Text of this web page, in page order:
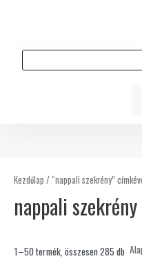
Kezdőlap / “nappali szekrény”
nappali szekrény
1–50 termék, összesen 285 db